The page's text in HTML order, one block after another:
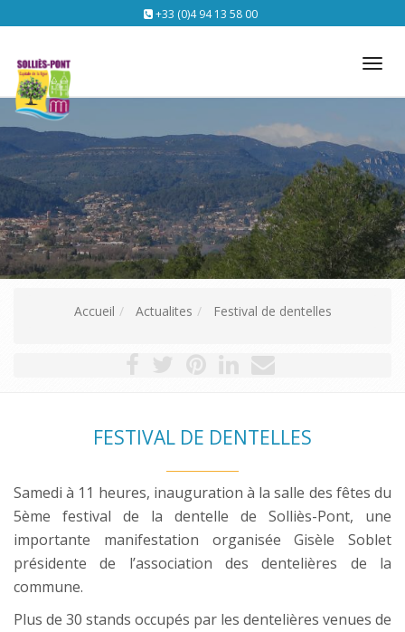
+33 (0)4 94 13 58 00
Accueil Actualites Festival de dentelles
FESTIVAL DE DENTELLES
Samedi à 11 heures, inauguration à la salle des fêtes du
5ème festival de la dentelle de Solliès-Pont, une
importante manifestation organisée Gisèle Soblet
présidente de l’association des dentelières de la
commune.
Plus de 30 stands occupés par les dentelières venues de